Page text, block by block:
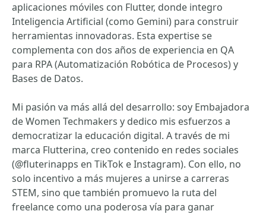
aplicaciones móviles con Flutter, donde integro
Inteligencia Artificial (como Gemini) para construir
herramientas innovadoras. Esta expertise se
complementa con dos años de experiencia en QA
para RPA (Automatización Robótica de Procesos) y
Bases de Datos.
Mi pasión va más allá del desarrollo: soy Embajadora
de Women Techmakers y dedico mis esfuerzos a
democratizar la educación digital. A través de mi
marca Flutterina, creo contenido en redes sociales
(@fluterinapps en TikTok e Instagram). Con ello, no
solo incentivo a más mujeres a unirse a carreras
STEM, sino que también promuevo la ruta del
freelance como una poderosa vía para ganar